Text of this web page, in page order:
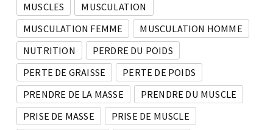
MUSCLES
MUSCULATION
MUSCULATION FEMME
MUSCULATION HOMME
NUTRITION
PERDRE DU POIDS
PERTE DE GRAISSE
PERTE DE POIDS
PRENDRE DE LA MASSE
PRENDRE DU MUSCLE
PRISE DE MASSE
PRISE DE MUSCLE